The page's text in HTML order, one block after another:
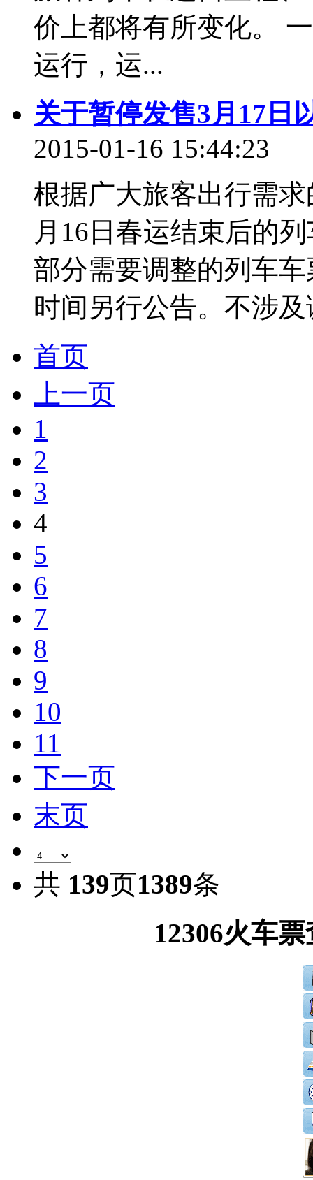
价上都将有所变化。
运行，运...
关于暂停发售3月17日
2015-01-16 15:44:23
根据广大旅客出行需
月16日春运结束后的
部分需要调整的列车
时间另行公告。不涉
首页
上一页
1
2
3
4
5
6
7
8
9
10
11
下一页
末页
共 139页1389条
12306火车